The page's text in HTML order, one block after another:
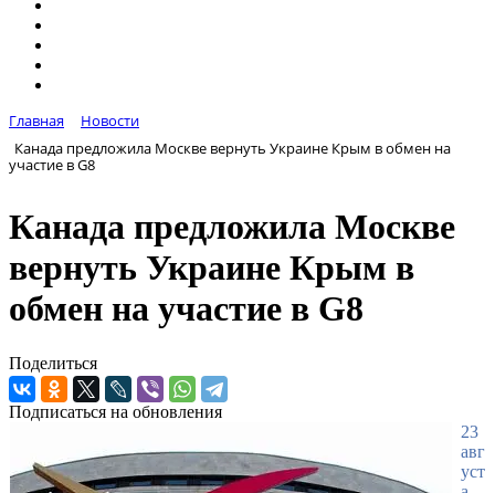
Главная
Новости
Канада предложила Москве вернуть Украине Крым в обмен на
участие в G8
Канада предложила Москве
вернуть Украине Крым в
обмен на участие в G8
Поделиться
Подписаться на обновления
23
авг
уст